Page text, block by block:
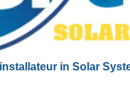
in Solar